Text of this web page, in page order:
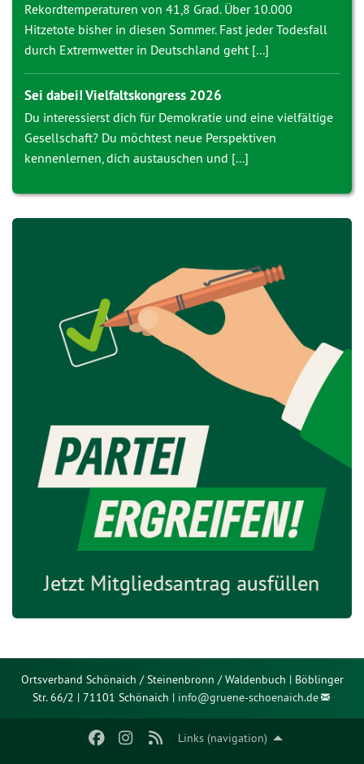
Links (navigation)
Rekordtemperaturen von 41,8 Grad. Über 10.000
Hitzetote bisher in diesen Sommer. Fast jeder Todesfall
durch Extremwetter in Deutschland geht [...]
Sei dabei! Vielfaltskongress 2026
Du interessierst dich für Demokratie und eine vielfältige
Gesellschaft? Du möchtest neue Perspektiven
kennenlernen, dich austauschen und [...]
Ortsverband Schönaich / Steinenbronn / Waldenbuch | Böblinger
Str. 66/2 | 71101 Schönaich | info@gruene-schoenaich.de